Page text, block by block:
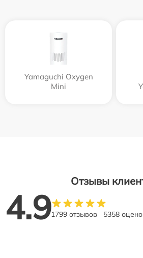
Yamaguchi Oxygen
Mini
Отзывы
4.91799 отзывов 5358